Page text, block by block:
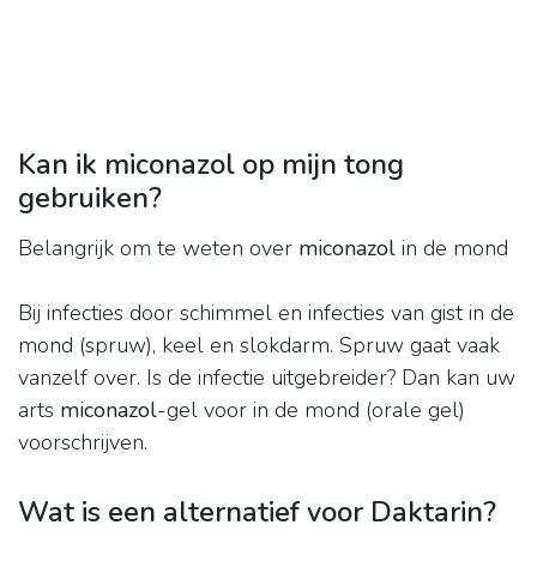
Kan ik miconazol op mijn tong
gebruiken?
Belangrijk om te weten over miconazol in de mond
Bij infecties door schimmel en infecties van gist in de
mond (spruw), keel en slokdarm. Spruw gaat vaak
vanzelf over. Is de infectie uitgebreider? Dan kan uw
arts miconazol-gel voor in de mond (orale gel)
voorschrijven.
Wat is een alternatief voor Daktarin?